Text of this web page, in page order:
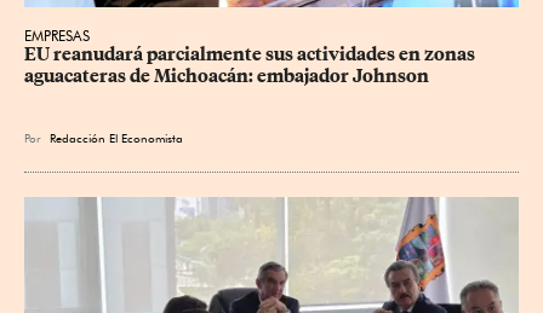
EMPRESAS
EU reanudará parcialmente sus actividades en zonas
aguacateras de Michoacán: embajador Johnson
Por Redacción El Economista